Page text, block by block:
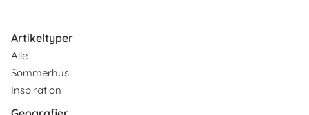
Artikeltyper
Alle
Sommerhus
Inspiration